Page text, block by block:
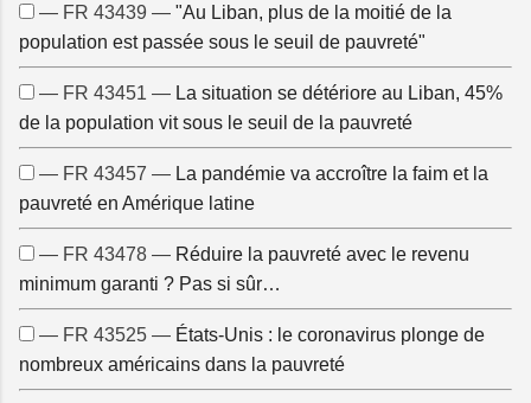
— FR 43439 — "Au Liban, plus de la moitié de la
population est passée sous le seuil de pauvreté"
— FR 43451 — La situation se détériore au Liban, 45%
de la population vit sous le seuil de la pauvreté
— FR 43457 — La pandémie va accroître la faim et la
pauvreté en Amérique latine
— FR 43478 — Réduire la pauvreté avec le revenu
minimum garanti ? Pas si sûr…
— FR 43525 — États-Unis : le coronavirus plonge de
nombreux américains dans la pauvreté